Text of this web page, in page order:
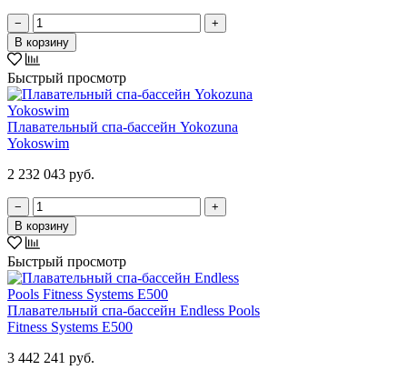
−
+
В корзину
Быстрый просмотр
Плавательный спа-бассейн Yokozuna
Yokoswim
2 232 043 руб.
−
+
В корзину
Быстрый просмотр
Плавательный спа-бассейн Endless Pools
Fitness Systems E500
3 442 241 руб.